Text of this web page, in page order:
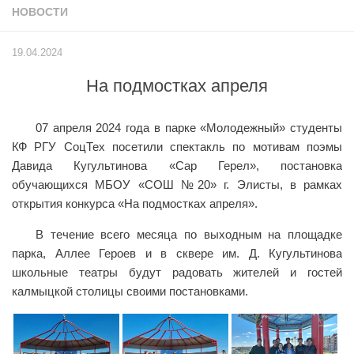
Учёный совет
Контакты РГУ СоцТех
Абитуриенту
Рейтинговые списки
Рекомендованные к зачислению
Студенту
Личный кабинет
полугодие
Коллективные творческие дела
НОВОСТИ
19.04.2024
На подмостках апреля
07 апреля 2024 года в парке «Молодежный» студенты
КФ РГУ СоцТех посетили спектакль по мотивам поэмы
Давида Кугультинова «Сар Герел», постановка
обучающихся МБОУ «СОШ №20» г. Элисты, в рамках
открытия конкурса «На подмостках апреля».
В течение всего месяца по выходным на площадке
парка, Аллее Героев и в сквере им. Д. Кугультинова
школьные театры будут радовать жителей и гостей
калмыцкой столицы своими постановками.